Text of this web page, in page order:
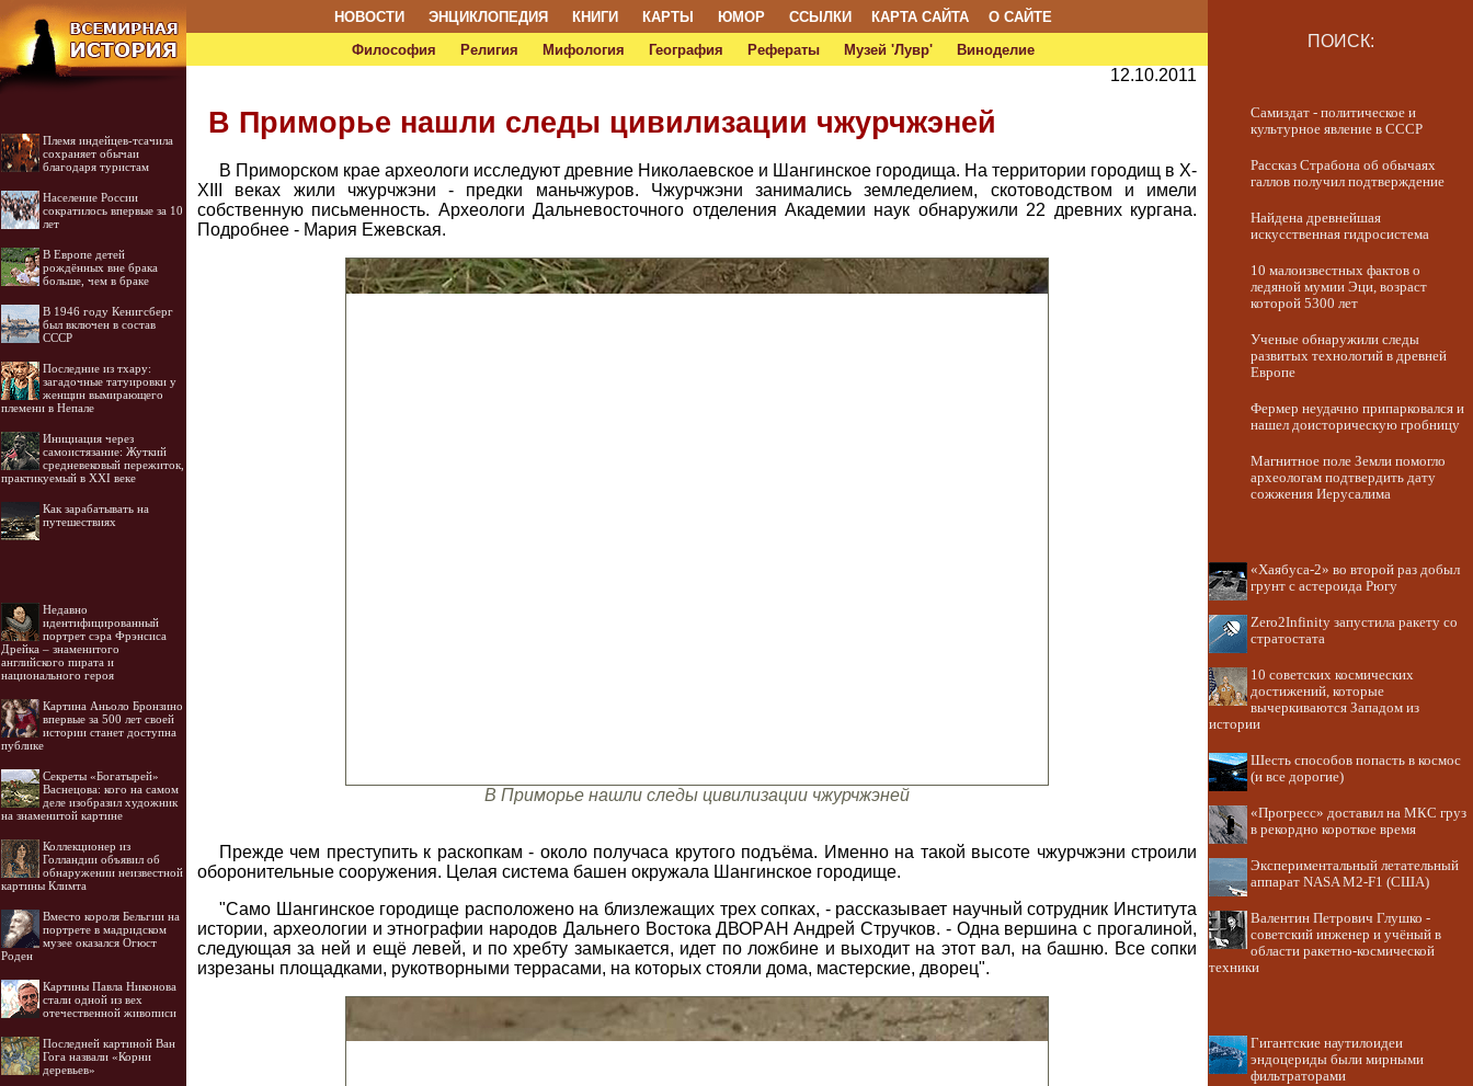
НОВОСТИ ЭНЦИКЛОПЕДИЯ КНИГИ КАРТЫ ЮМОР ССЫЛКИ КАРТА САЙТА
О САЙТЕ
Философия
Религия Мифология География Рефераты Музей 'Лувр' Виноделие ПОИСК:
Племя индейцев-тсачила
сохраняет обычаи
благодаря туристам
Население России
сократилось впервые за 10
лет
В Европе детей
рождённых вне брака
больше, чем в браке
В 1946 году Кенигсберг
был включен в состав
СССР
Последние из тхару:
загадочные татуировки у
женщин вымирающего
племени в Непале
Инициация через
самоистязание: Жуткий
средневековый пережиток,
практикуемый в XXI веке
Как зарабатывать на
путешествиях
Недавно
идентифицированный
портрет сэра Фрэнсиса
Дрейка – знаменитого
английского пирата и
национального героя
Картина Аньоло Бронзино
впервые за 500 лет своей
истории станет доступна
публике
Секреты «Богатырей»
Васнецова: кого на самом
деле изобразил художник
на знаменитой картине
Коллекционер из
Голландии объявил об
обнаружении неизвестной
картины Климта
Вместо короля Бельгии на
портрете в мадридском
музее оказался Огюст
Роден
Картины Павла Никонова
стали одной из вех
отечественной живописи
Последней картиной Ван
Гога назвали «Корни
деревьев»
12.10.2011
В Приморье нашли следы цивилизации чжурчжэней
В Приморском крае археологи исследуют древние Николаевское и Шангинское городища. На территории городищ в X-
XIII веках жили чжурчжэни - предки маньчжуров. Чжурчжэни занимались земледелием, скотоводством и имели
собственную письменность. Археологи Дальневосточного отделения Академии наук обнаружили 22 древних кургана.
Подробнее - Мария Ежевская.
В Приморье нашли следы цивилизации чжурчжэней
Прежде чем преступить к раскопкам - около получаса крутого подъёма. Именно на такой высоте чжурчжэни строили
оборонительные сооружения. Целая система башен окружала Шангинское городище.
"Само Шангинское городище расположено на близлежащих трех сопках, - рассказывает научный сотрудник Института
истории, археологии и этнографии народов Дальнего Востока ДВОРАН Андрей Стручков. - Одна вершина с прогалиной,
следующая за ней и ещё левей, и по хребту замыкается, идет по ложбине и выходит на этот вал, на башню. Все сопки
изрезаны площадками, рукотворными террасами, на которых стояли дома, мастерские, дворец".
Самиздат - политическое и
культурное явление в СССР
Рассказ Страбона об обычаях
галлов получил подтверждение
Найдена древнейшая
искусственная гидросистема
10 малоизвестных фактов о
ледяной мумии Эци, возраст
которой 5300 лет
Ученые обнаружили следы
развитых технологий в древней
Европе
Фермер неудачно припарковался и
нашел доисторическую гробницу
Магнитное поле Земли помогло
археологам подтвердить дату
сожжения Иерусалима
«Хаябуса-2» во второй раз добыл
грунт с астероида Рюгу
Zero2Infinity запустила ракету со
стратостата
10 советских космических
достижений, которые
вычеркиваются Западом из
истории
Шесть способов попасть в космос
(и все дорогие)
«Прогресс» доставил на МКС груз
в рекордно короткое время
Экспериментальный летательный
аппарат NASA M2-F1 (США)
Валентин Петрович Глушко -
советский инженер и учёный в
области ракетно-космической
техники
Гигантские наутилоидеи
эндоцериды были мирными
фильтраторами